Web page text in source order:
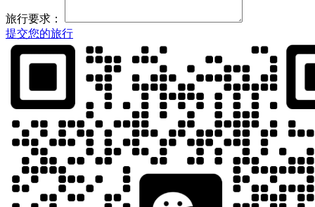
旅行要求：
提交您的旅行